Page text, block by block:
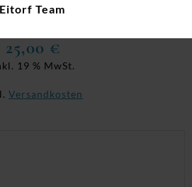
Neuheiten, Ohrstecker, Silber
25,00 €
19 % MwSt.
Versandkosten
Team